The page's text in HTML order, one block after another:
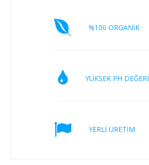
%100 ORGANİK
YÜKSEK PH DEĞERİ
YERLİ ÜRETİM